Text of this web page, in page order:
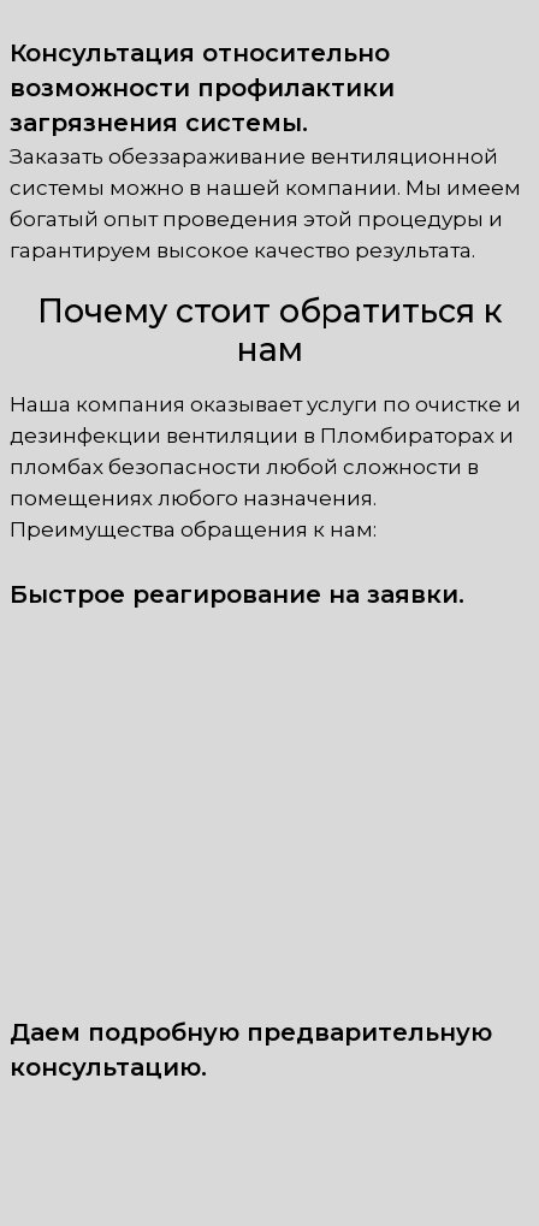
Консультация относительно
возможности профилактики
загрязнения системы.
Заказать обеззараживание вентиляционной
системы можно в нашей компании. Мы имеем
богатый опыт проведения этой процедуры и
гарантируем высокое качество результата.
Почему стоит обратиться к
нам
Наша компания оказывает услуги по очистке и
дезинфекции вентиляции в Пломбираторах и
пломбах безопасности любой сложности в
помещениях любого назначения.
Преимущества обращения к нам:
Быстрое реагирование на заявки.
Даем подробную предварительную
консультацию.